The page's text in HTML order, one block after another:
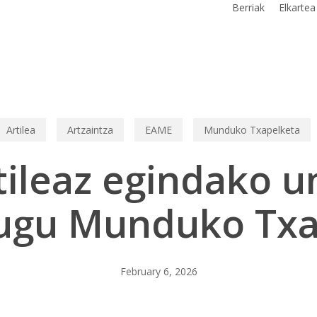
Berriak Elkartea
Artilea Artzaintza EAME Munduko Txapelketa
egindako
Munduko
February 6, 2026